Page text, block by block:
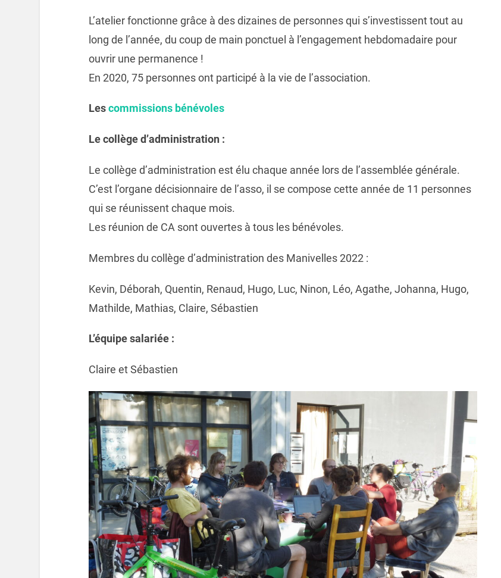
L’atelier fonctionne grâce à des dizaines de personnes qui s’investissent tout au
long de l’année, du coup de main ponctuel à l’engagement hebdomadaire pour
ouvrir une permanence !
En 2020, 75 personnes ont participé à la vie de l’association.
Lescommissions bénévoles
Le collège d’administration :
Le collège d’administration est élu chaque année lors de l’assemblée générale.
C’est l’organe décisionnaire de l’asso, il se compose cette année de 11 personnes
qui se réunissent chaque mois.
Les réunion de CA sont ouvertes à tous les bénévoles.
Membres du collège d’administration des Manivelles 2022 :
Kevin, Déborah, Quentin, Renaud, Hugo, Luc, Ninon, Léo, Agathe, Johanna, Hugo,
Mathilde, Mathias, Claire, Sébastien
L’équipe salariée :
Claire et Sébastien